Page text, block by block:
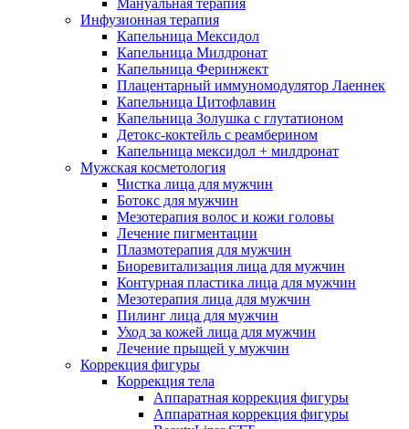
Мануальная терапия
Инфузионная терапия
Капельница Мексидол
Капельница Милдронат
Капельница Феринжект
Плацентарный иммуномодулятор Лаеннек
Капельница Цитофлавин
Капельница Золушка с глутатионом
Детокс-коктейль с реамберином
Капельница мексидол + милдронат
Мужская косметология
Чистка лица для мужчин
Ботокс для мужчин
Мезотерапия волос и кожи головы
Лечение пигментации
Плазмотерапия для мужчин
Биоревитализация лица для мужчин
Контурная пластика лица для мужчин
Мезотерапия лица для мужчин
Пилинг лица для мужчин
Уход за кожей лица для мужчин
Лечение прыщей у мужчин
Коррекция фигуры
Коррекция тела
Аппаратная коррекция фигуры
Аппаратная коррекция фигуры